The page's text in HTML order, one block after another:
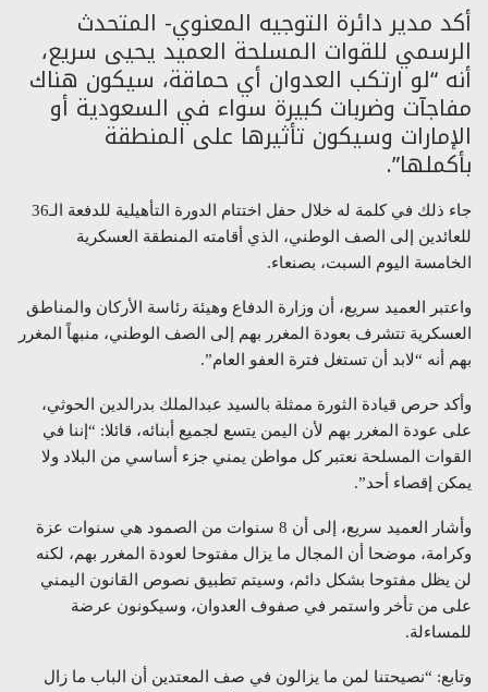
أكد مدير دائرة التوجيه المعنوي- المتحدث
الرسمي للقوات المسلحة العميد يحيى سريع،
أنه “لو ارتكب العدوان أي حماقة، سيكون هناك
مفاجآت وضربات كبيرة سواء في السعودية أو
الإمارات وسيكون تأثيرها على المنطقة
بأكملها”.
جاء ذلك في كلمة له خلال حفل اختتام الدورة التأهيلية للدفعة الـ36
للعائدين إلى الصف الوطني، الذي أقامته المنطقة العسكرية
الخامسة اليوم السبت، بصنعاء.
واعتبر العميد سريع، أن وزارة الدفاع وهيئة رئاسة الأركان والمناطق
العسكرية تتشرف بعودة المغرر بهم إلى الصف الوطني، منبهاً المغرر
بهم أنه “لابد أن تستغل فترة العفو العام”.
وأكد حرص قيادة الثورة ممثلة بالسيد عبدالملك بدرالدين الحوثي،
على عودة المغرر بهم لأن اليمن يتسع لجميع أبنائه، قائلا: “إننا في
القوات المسلحة نعتبر كل مواطن يمني جزء أساسي من البلاد ولا
يمكن إقصاء أحد”.
وأشار العميد سريع، إلى أن 8 سنوات من الصمود هي سنوات عزة
وكرامة، موضحا أن المجال ما يزال مفتوحا لعودة المغرر بهم، لكنه
لن يظل مفتوحا بشكل دائم، وسيتم تطبيق نصوص القانون اليمني
على من تأخر واستمر في صفوف العدوان، وسيكونون عرضة
للمساءلة.
وتابع: “نصيحتنا لمن ما يزالون في صف المعتدين أن الباب ما زال